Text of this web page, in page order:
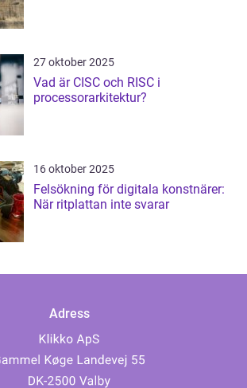
27 oktober 2025
Vad är CISC och RISC i
processorarkitektur?
16 oktober 2025
Felsökning för digitala konstnärer:
När ritplattan inte svarar
Adress